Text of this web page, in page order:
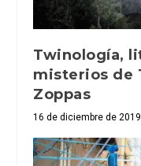
Twinología,
misterios de
Zoppas
16 de diciembre de 2019